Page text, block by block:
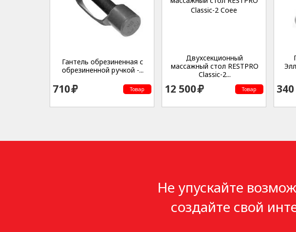
Гантель обрезиненная с
обрезиненной ручкой -...
710 Товар
Двухсекционный
массажный стол RESTPRO
Classic-2...
12 500 Товар
Не упускайте
создайте свой